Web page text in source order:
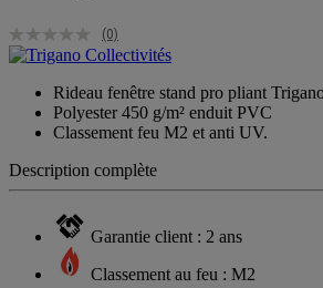
(0)
Rideau fenêtre stand pro pliant
Polyester 450 g/m² enduit PVC
Classement feu M2 et anti UV.
Description complète
Garantie client : 2 ans
Classement au feu : M2